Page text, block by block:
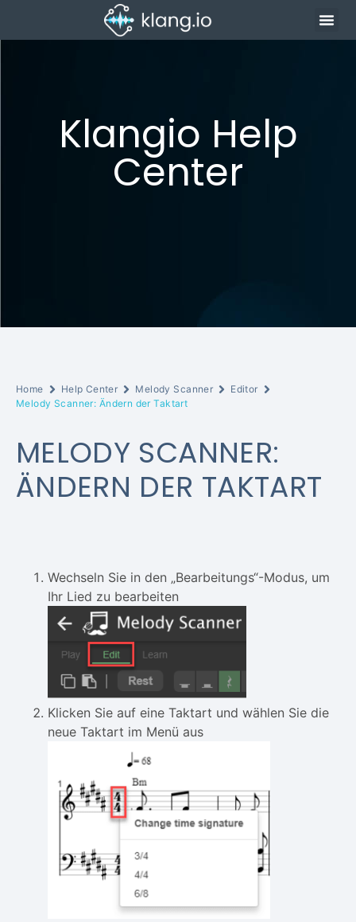
Klangio Help
Center
Home Help Center Melody Scanner
Editor
Melody Scanner: Ändern der Taktart
MELODY SCANNER:
ÄNDERN DER TAKTART
Wechseln Sie in den „Bearbeitungs“-Modus, um
Ihr Lied zu bearbeiten
Klicken Sie auf eine Taktart und wählen Sie die
neue Taktart im Menü aus